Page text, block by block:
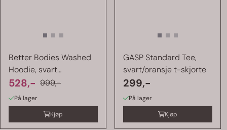
Better Bodies Washed
Hoodie, svart
hettegenser
528,- 999,-
På lager
Kjøp
GASP Standard Tee,
svart/oransje t-skjorte
299,-
På lager
Kjøp